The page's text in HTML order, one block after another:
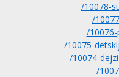
/10078-
/
/
/10075-
/10074-
/